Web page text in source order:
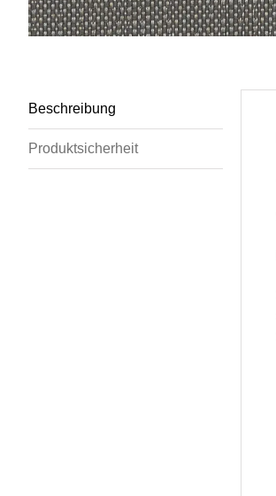
Beschreibung
Produktsicherheit